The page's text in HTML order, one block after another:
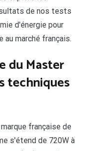
de nos tests
d'énergie pour
marché français.
du Master
techniques
française de
s'étend de 720W à